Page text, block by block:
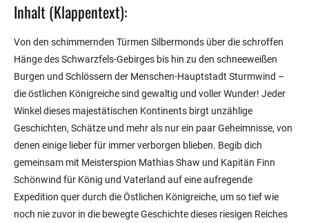
Inhalt (Klappentext):
Von den schimmernden Türmen Silbermonds über die schroffen
Hänge des Schwarzfels-Gebirges bis hin zu den schneeweißen
Burgen und Schlössern der Menschen-Hauptstadt Sturmwind –
die östlichen Königreiche sind gewaltig und voller Wunder! Jeder
Winkel dieses majestätischen Kontinents birgt unzählige
Geschichten, Schätze und mehr als nur ein paar Geheimnisse, von
denen einige lieber für immer verborgen blieben. Begib dich
gemeinsam mit Meisterspion Mathias Shaw und Kapitän Finn
Schönwind für König und Vaterland auf eine aufregende
Expedition quer durch die Östlichen Königreiche, um so tief wie
noch nie zuvor in die bewegte Geschichte dieses riesigen Reiches